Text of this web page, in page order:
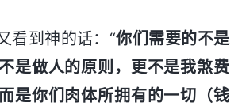
看到神的话：“你们需要的不是
是做人的原则，更不是我煞费
是你们肉体所拥有的一切（钱